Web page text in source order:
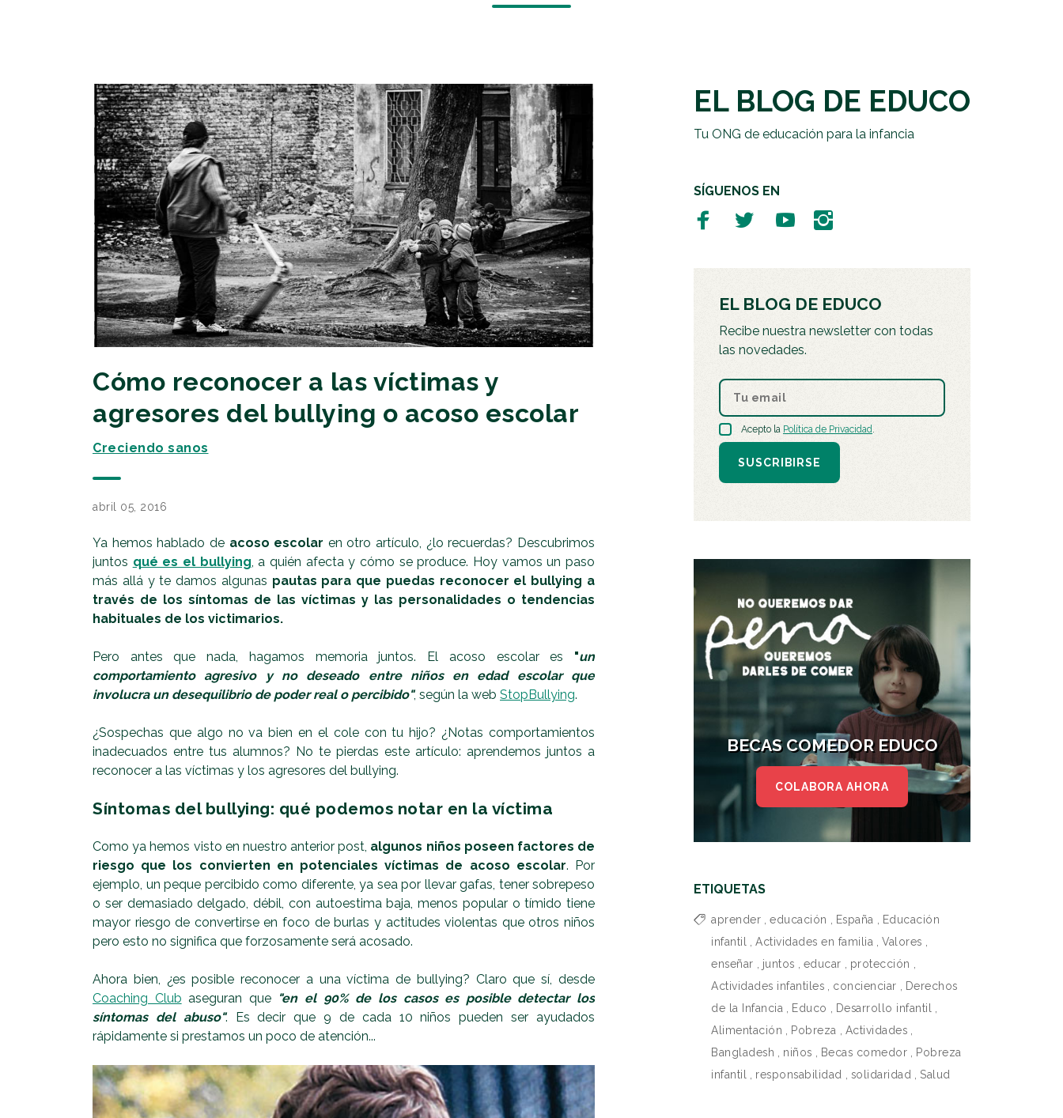
EMPRESAS SOLIDARIAS
TESTAMENTO SOLIDARIO
Cómo reconocer a las víctimas y
agresores del bullying o acoso escolar
Creciendo sanos
abril 05, 2016
Ya hemos hablado de acoso escolar en otro artículo, ¿lo recuerdas? Descubrimos
juntos qué es el bullying, a quién afecta y cómo se produce. Hoy vamos un paso
más allá y te damos algunas pautas para que puedas reconocer el bullying a
través de los síntomas de las víctimas y las personalidades o tendencias
habituales de los victimarios.
Pero antes que nada, hagamos memoria juntos. El acoso escolar es "un
comportamiento agresivo y no deseado entre niños en edad escolar que
involucra un desequilibrio de poder real o percibido", según la web StopBullying.
¿Sospechas que algo no va bien en el cole con tu hijo? ¿Notas comportamientos
inadecuados entre tus alumnos? No te pierdas este artículo: aprendemos juntos a
reconocer a las víctimas y los agresores del bullying.
Síntomas del bullying: qué podemos notar en la víctima
Como ya hemos visto en nuestro anterior post, algunos niños poseen factores de
riesgo que los convierten en potenciales víctimas de acoso escolar. Por
ejemplo, un peque percibido como diferente, ya sea por llevar gafas, tener sobrepeso
o ser demasiado delgado, débil, con autoestima baja, menos popular o tímido tiene
mayor riesgo de convertirse en foco de burlas y actitudes violentas que otros niños
pero esto no significa que forzosamente será acosado.
Ahora bien, ¿es posible reconocer a una víctima de bullying? Claro que sí, desde
Coaching Club aseguran que "en el 90% de los casos es posible detectar los
síntomas del abuso". Es decir que 9 de cada 10 niños pueden ser ayudados
rápidamente si prestamos un poco de atención...
EL BLOG DE EDUCO
Tu ONG de educación para la infancia
SÍGUENOS EN
EL BLOG DE EDUCO
Recibe nuestra newsletter con todas
las novedades.
Acepto la Política de Privacidad.
SUSCRIBIRSE
BECAS COMEDOR EDUCO
COLABORA AHORA
ETIQUETAS
aprender educación España
Educación
infantil
Actividades en familia Valores
enseñar
juntos educar protección
Actividades infantiles
concienciar
Derechos
de la Infancia
Educo Desarrollo infantil
Alimentación
Pobreza Actividades
Bangladesh
niños Becas comedor
Pobreza
infantil
responsabilidad solidaridad Salud